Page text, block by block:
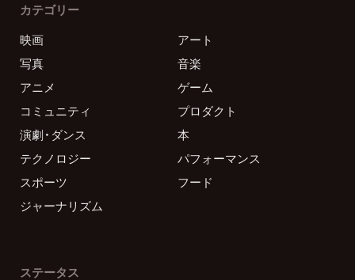
カテゴリー
映画
アート
写真
音楽
アニメ
ゲーム
コミュニティ
プロダクト
演劇・ダンス
本
テクノロジー
パフォーマンス
スポーツ
フード
ジャーナリズム
ステータス